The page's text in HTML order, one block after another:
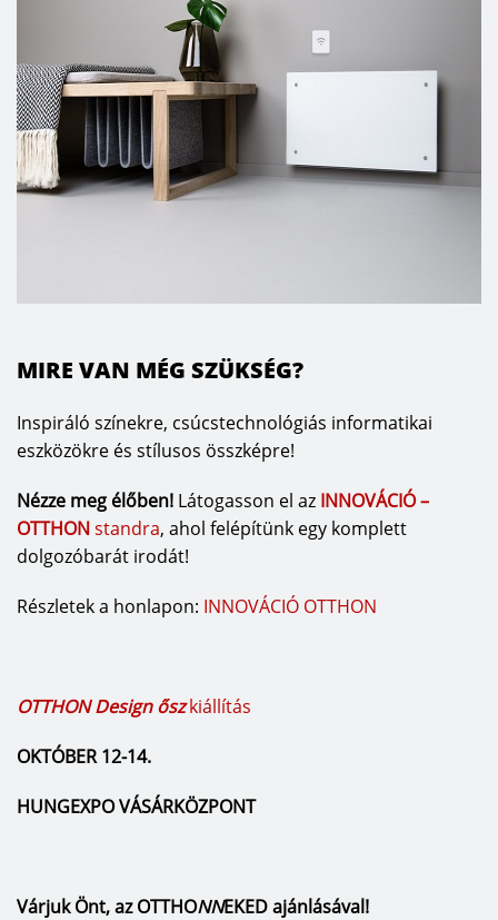
MIRE VAN MÉG SZÜKSÉG?
Inspiráló színekre, csúcstechnológiás informatikai
eszközökre és stílusos összképre!
Nézze meg élőben! Látogasson el az INNOVÁCIÓ –
OTTHONstandra, ahol felépítünk egy komplett
dolgozóbarát irodát!
Részletek a honlapon: INNOVÁCIÓ OTTHON
OTTHON Design őszkiállítás
OKTÓBER 12-14.
HUNGEXPO VÁSÁRKÖZPONT
Várjuk Önt, az OTTHONNEKED ajánlásával!